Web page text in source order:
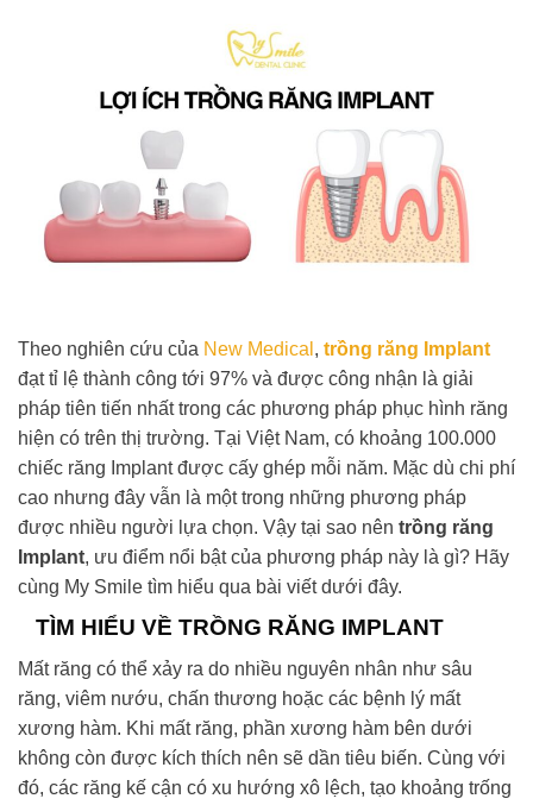
Theo nghiên cứu của New Medical , trồng răng Implant
đạt tỉ lệ thành công tới 97% và được công nhận là giải
pháp tiên tiến nhất trong các phương pháp phục hình răng
hiện có trên thị trường. Tại Việt Nam, có khoảng 100.000
chiếc răng Implant được cấy ghép mỗi năm. Mặc dù chi phí
cao nhưng đây vẫn là một trong những phương pháp
được nhiều người lựa chọn. Vậy tại sao nên trồng răng
Implant, ưu điểm nổi bật của phương pháp này là gì? Hãy
cùng My Smile tìm hiểu qua bài viết dưới đây.
TÌM HIỂU VỀ TRỒNG RĂNG IMPLANT
Mất răng có thể xảy ra do nhiều nguyên nhân như sâu
răng, viêm nướu, chấn thương hoặc các bệnh lý mất
xương hàm. Khi mất răng, phần xương hàm bên dưới
không còn được kích thích nên sẽ dần tiêu biến. Cùng với
đó, các răng kế cận có xu hướng xô lệch, tạo khoảng trống